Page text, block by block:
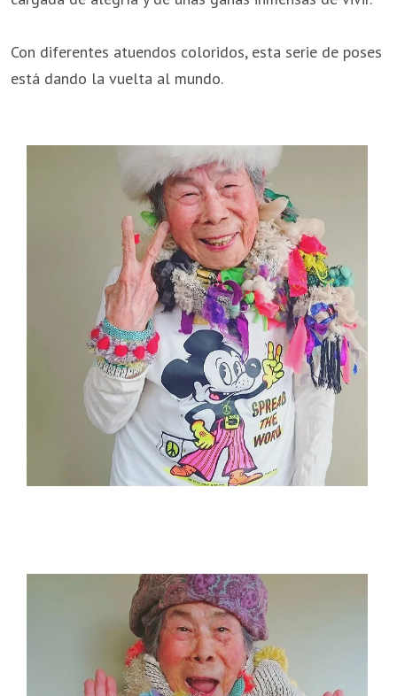
Con diferentes atuendos coloridos, esta serie de poses
está dando la vuelta al mundo.